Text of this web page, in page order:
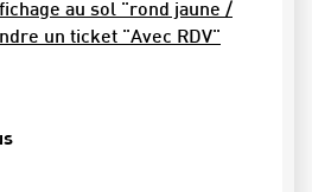
au sol "rond jaune /
un ticket "Avec RDV"